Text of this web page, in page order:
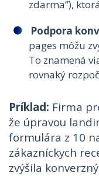
zdarma”),
Podpora
pages môžu
To znamená
rovnaký
Príklad: Firma
že úpravou
formulára z 10
zákazníckych
zvýšila